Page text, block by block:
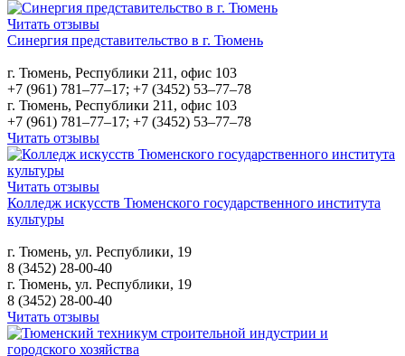
Читать отзывы
Синергия представительство в г. Тюмень
г. Тюмень, Республики 211, офис 103
+7 (961) 781‒77‒17; +7 (3452) 53‒77‒78
г. Тюмень, Республики 211, офис 103
+7 (961) 781‒77‒17; +7 (3452) 53‒77‒78
Читать отзывы
Читать отзывы
Колледж искусств Тюменского государственного института
культуры
г. Тюмень, ул. Республики, 19
8 (3452) 28-00-40
г. Тюмень, ул. Республики, 19
8 (3452) 28-00-40
Читать отзывы